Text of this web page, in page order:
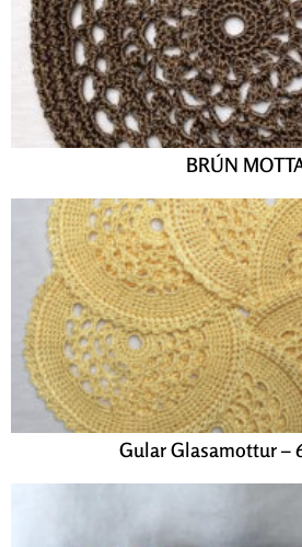
BRÚN
Gular Glasamottur –